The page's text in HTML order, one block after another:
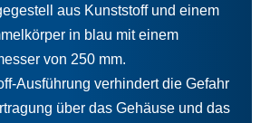
aus Kunststoff und einem
in blau mit einem
von 250 mm.
Ausführung verhindert die Gefahr
über das Gehäuse und das